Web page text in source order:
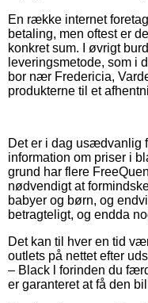
En række internet
betaling, men oftest er
konkret sum. I øvrigt
leveringsmetode, som i
bor nær Fredericia,
produkterne til et
Det er i dag usædvanlig
information om priser i
grund har flere
nødvendigt at
babyer og børn, og
betragteligt, og endda
Det kan til hver en tid
outlets på nettet efter
– Black l forinden du
er garanteret at få den